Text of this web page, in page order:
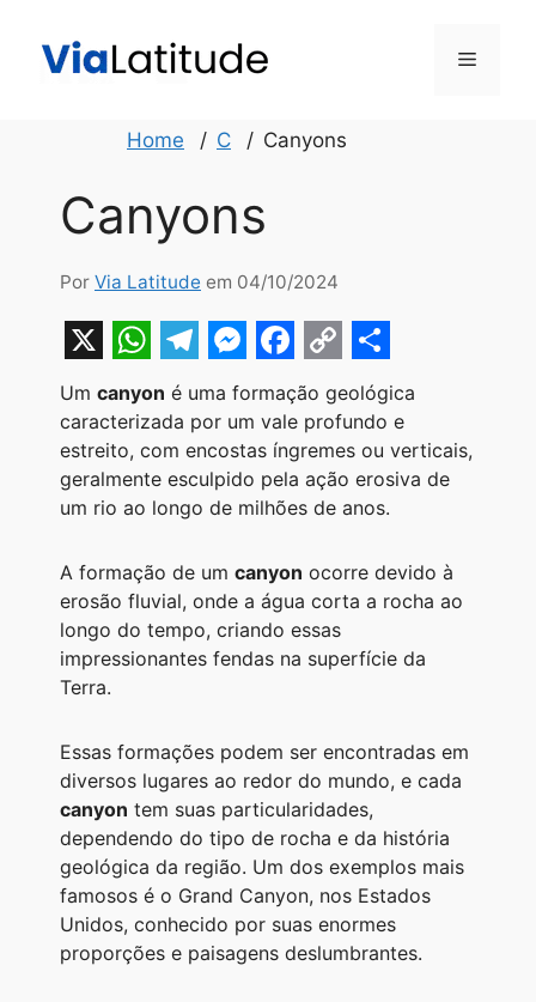
Menu
Home C Canyons
Canyons
Por Via Latitude em 04/10/2024
X W
h
a
t
s
A
p
p
T
e
l
e
g
r
a
m
M
e
s
s
e
n
g
e
F
a
c
e
o
o
k
C
o
p
y
L
i
n
k
S
h
a
r
e
Um canyon é uma formação geológica
caracterizada por um vale profundo e
estreito, com encostas íngremes ou verticais,
geralmente esculpido pela ação erosiva de
um rio ao longo de milhões de anos.
A formação de um canyon ocorre devido à
erosão fluvial, onde a água corta a rocha ao
longo do tempo, criando essas
impressionantes fendas na superfície da
Terra.
Essas formações podem ser encontradas em
diversos lugares ao redor do mundo, e cada
canyon tem suas particularidades,
dependendo do tipo de rocha e da história
geológica da região. Um dos exemplos mais
famosos é o Grand Canyon, nos Estados
Unidos, conhecido por suas enormes
proporções e paisagens deslumbrantes.